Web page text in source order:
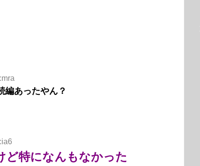
編あったやん？
ど特になんもなかった